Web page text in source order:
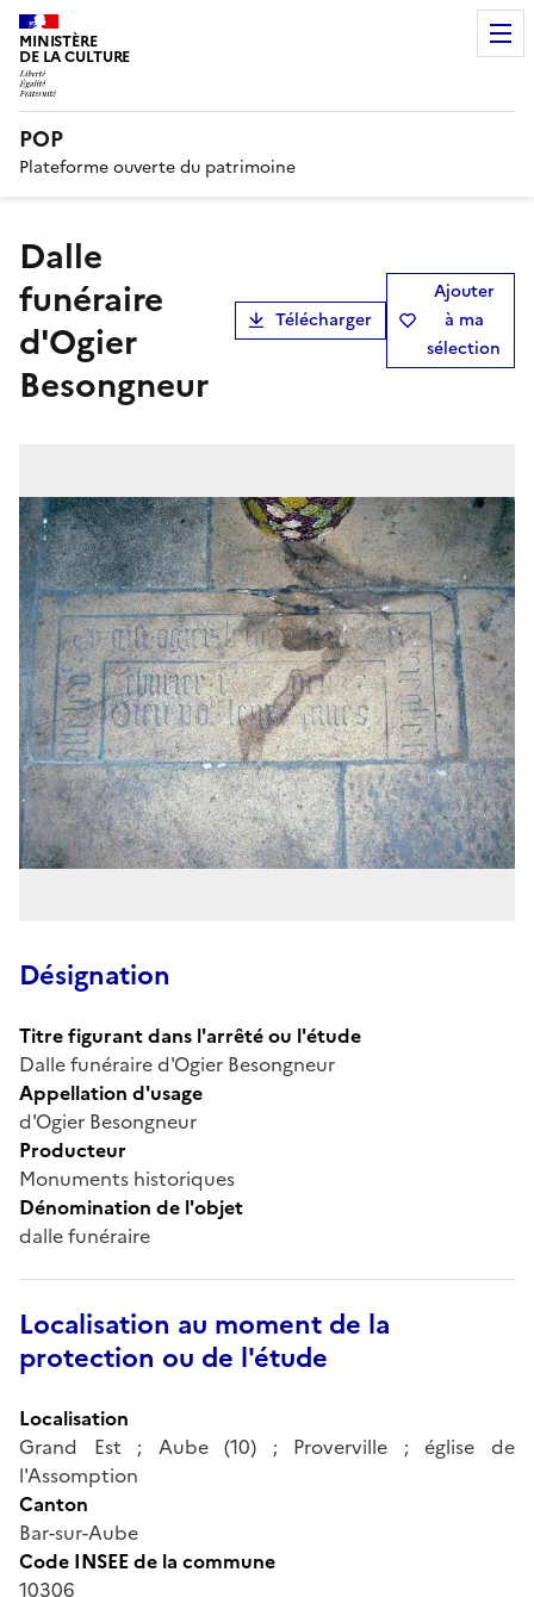
MINISTÈRE
DE LA CULTURE
POP
Plateforme ouverte du patrimoine
Dalle
funéraire
d'Ogier
Besongneur
Télécharger
Ajouter
à ma
sélection
Désignation
Titre figurant dans l'arrêté ou l'étude
Dalle funéraire d'Ogier Besongneur
Appellation d'usage
d'Ogier Besongneur
Producteur
Monuments historiques
Dénomination de l'objet
dalle funéraire
Localisation au moment de la
protection ou de l'étude
Localisation
Grand Est ; Aube (10) ; Proverville ; église de
l'Assomption
Canton
Bar-sur-Aube
Code INSEE de la commune
10306